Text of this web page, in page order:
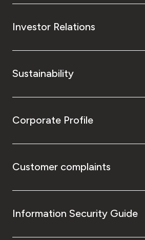
Investor Relations
Sustainability
Corporate Profile
Customer complaints
Information Security Guide